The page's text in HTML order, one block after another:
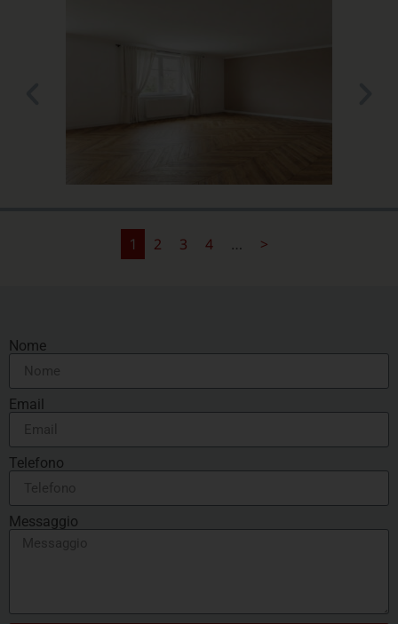
1 2 3 4 … >
Nome
Email
Telefono
Messaggio